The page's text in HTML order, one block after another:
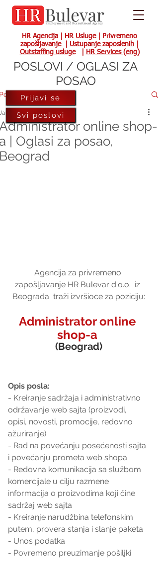
HR Agencija HR Usluge|
Privremeno
zapošljavanje| Ustupanje zaposlenih
Outstaffing usluge| HR Services (eng)
online shop-
| Oglasi za posao,
8, 2021
Agencija za privremeno
zapošljavanje HR Bulevar d.o.o.  iz
Beograda  traži izvršioce za poziciju:
Administrator online
shop-a
(Beograd)
Opis posla:
- Kreiranje sadržaja i administrativno
održavanje web sajta (proizvodi,
opisi, novosti, promocije, redovno
ažuriranje)
- Rad na povećanju posećenosti sajta
i povećanju prometa web shopa
- Redovna komunikacija sa službom
komercijale u cilju razmene
informacija o proizvodima koji čine
sadržaj web sajta
- Kreiranje narudžbina telefonskim
putem, provera stanja i slanje paketa
- Unos podatka
- Povremeno preuzimanje pošiljki
Prijavi se
Svi poslovi
POSLOVI / OGLASI ZA
POSAO